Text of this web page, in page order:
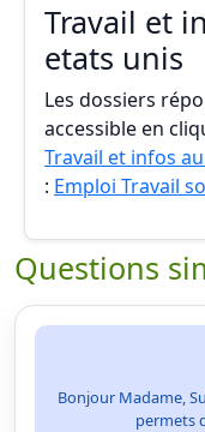
Travail et
etats unis
Les dossiers
accessible en
Travail et infos
: Emploi Travail
Questions
Bonjour Madame,
permets